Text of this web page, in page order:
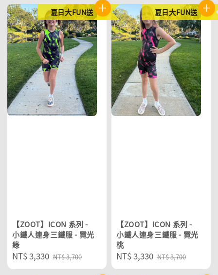
夏日大FUN送
【ZOOT】ICON 系列 -
小鐵人連身三鐵服 - 霓光
綠
Sale
price
NT$ 3,330 Regular
price
NT$ 3,700
夏日大FUN送
【ZOOT】ICON 系列 -
小鐵人連身三鐵服 - 霓光
桃
Sale
price
NT$ 3,330 Regular
price
NT$ 3,700